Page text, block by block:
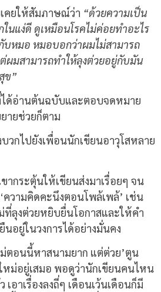
คยให้สัมภาษณ์ว่า “ด้วยความเป็น
นแง่ดี ดูเหมือนโรคไม่ค่อยทำอะไร
บหมอ หมอบอกว่าผมไม่สามารถ
ต่ผมสามารถทำให้ลุงต่วยอยู่กับมัน
ข”
ได้อ่านต้นฉบับและตอบจดหมาย
ายช่วยก็ตาม
วกไปยังเพื่อนนักเขียนอาวุโสหลาย
ขากระตุ้นให้เขียนส่งมาเรื่อยๆ จน
ความคิดคะนึงตอนโพล้เพล้’ เช่น
ที่ลุงต่วยหยิบยื่นโอกาสและให้คำ
อยู่ในวงการได้อย่างมั่นคง
ตอนนี้หาสนามยาก แต่ต่วย’ตูน
หม่อยู่เสมอ พอดูว่านักเขียนคนไหน
เอาเรื่องลงถี่ๆ เดือนเว้นเดือนก็มี